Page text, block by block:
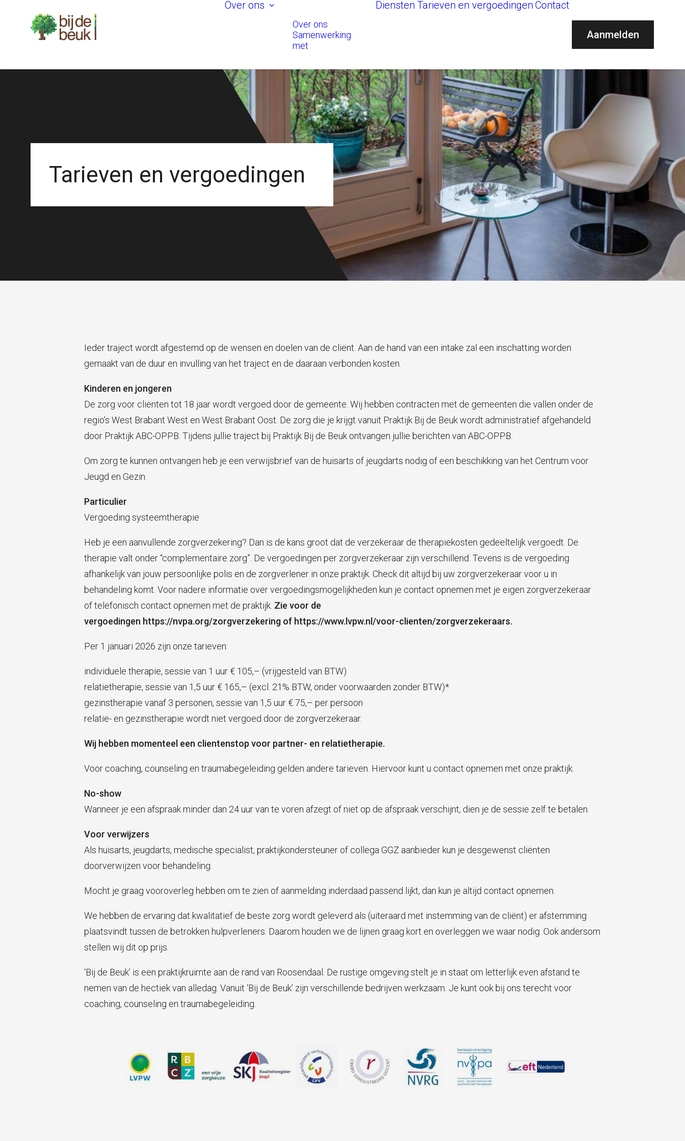
Over ons
Over ons
Samenwerking
met
Diensten Tarieven en vergoedingen Contact
Aanmelden
Tarieven en vergoedingen
Ieder traject wordt afgestemd op de wensen en doelen van de cliënt. Aan de hand van een intake zal een inschatting worden
gemaakt van de duur en invulling van het traject en de daaraan verbonden kosten.
Kinderen en jongeren
De zorg voor cliënten tot 18 jaar wordt vergoed door de gemeente. Wij hebben contracten met de gemeenten die vallen onder de
regio’s West Brabant West en West Brabant Oost. De zorg die je krijgt vanuit Praktijk Bij de Beuk wordt administratief afgehandeld
door Praktijk ABC-OPPB. Tijdens jullie traject bij Praktijk Bij de Beuk ontvangen jullie berichten van ABC-OPPB.
Om zorg te kunnen ontvangen heb je een verwijsbrief van de huisarts of jeugdarts nodig of een beschikking van het Centrum voor
Jeugd en Gezin.
Particulier
Vergoeding systeemtherapie
Heb je een aanvullende zorgverzekering? Dan is de kans groot dat de verzekeraar de therapiekosten gedeeltelijk vergoedt. De
therapie valt onder “complementaire zorg”. De vergoedingen per zorgverzekeraar zijn verschillend. Tevens is de vergoeding
afhankelijk van jouw persoonlijke polis en de zorgverlener in onze praktijk. Check dit altijd bij uw zorgverzekeraar voor u in
behandeling komt. Voor nadere informatie over vergoedingsmogelijkheden kun je contact opnemen met je eigen zorgverzekeraar
of telefonisch contact opnemen met de praktijk. Zie voor de
vergoedingen https://nvpa.org/zorgverzekering of https://www.lvpw.nl/voor-clienten/zorgverzekeraars.
Per 1 januari 2026 zijn onze tarieven:
individuele therapie, sessie van 1 uur € 105,– (vrijgesteld van BTW)
relatietherapie, sessie van 1,5 uur € 165,– (excl. 21% BTW, onder voorwaarden zonder BTW)*
gezinstherapie vanaf 3 personen, sessie van 1,5 uur € 75,– per persoon
relatie- en gezinstherapie wordt niet vergoed door de zorgverzekeraar.
Wij hebben momenteel een clientenstop voor partner- en relatietherapie.
Voor coaching, counseling en traumabegeleiding gelden andere tarieven. Hiervoor kunt u contact opnemen met onze praktijk.
No-show
Wanneer je een afspraak minder dan 24 uur van te voren afzegt of niet op de afspraak verschijnt, dien je de sessie zelf te betalen.
Voor verwijzers
Als huisarts, jeugdarts, medische specialist, praktijkondersteuner of collega GGZ aanbieder kun je desgewenst cliënten
doorverwijzen voor behandeling.
Mocht je graag vooroverleg hebben om te zien of aanmelding inderdaad passend lijkt, dan kun je altijd contact opnemen.
We hebben de ervaring dat kwalitatief de beste zorg wordt geleverd als (uiteraard met instemming van de cliënt) er afstemming
plaatsvindt tussen de betrokken hulpverleners. Daarom houden we de lijnen graag kort en overleggen we waar nodig. Ook andersom
stellen wij dit op prijs.
‘Bij de Beuk’ is een praktijkruimte aan de rand van Roosendaal. De rustige omgeving stelt je in staat om letterlijk even afstand te
nemen van de hectiek van alledag. Vanuit ‘Bij de Beuk’ zijn verschillende bedrijven werkzaam. Je kunt ook bij ons terecht voor
coaching, counseling en traumabegeleiding.